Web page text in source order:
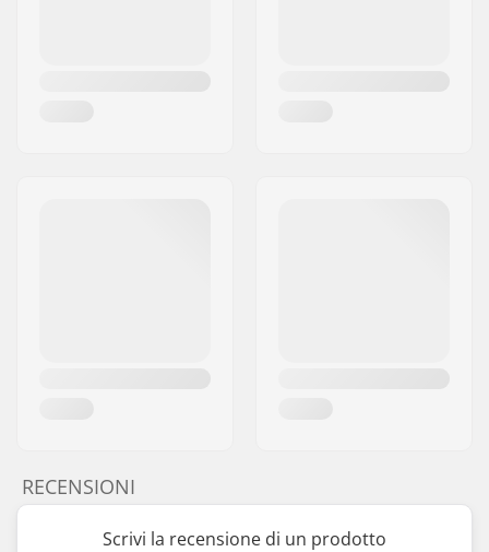
RECENSIONI
Scrivi la recensione di un prodotto